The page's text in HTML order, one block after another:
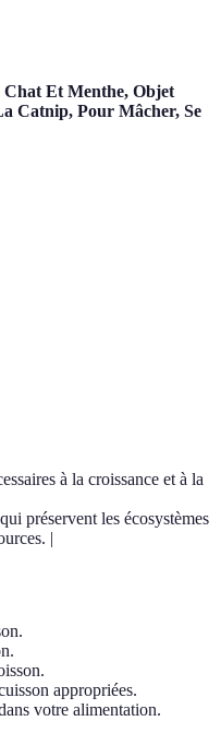
Et Menthe, Objet
Catnip, Pour Mâcher, Se
à la croissance et à la
préservent les écosystèmes
|
appropriées.
votre alimentation.